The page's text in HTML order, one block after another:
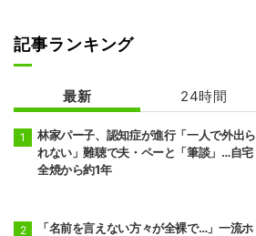
記事ランキング
最新 24時間
林家パー子、認知症が進行「一人で外出ら
れない」難聴で夫・ペーと「筆談」…自宅
全焼から約1年
「名前を言えない方々が全裸で…」一流ホ